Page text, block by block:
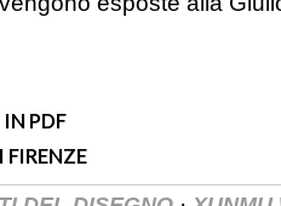
PDF